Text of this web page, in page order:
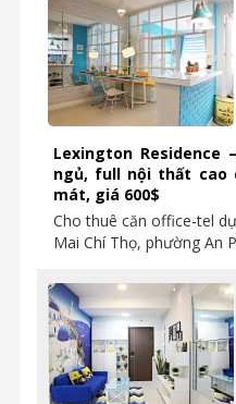
Lexington Residence
ngủ, full nội thất cao
mát, giá 600$
Cho thuê căn office-tel
Mai Chí Thọ, phường An